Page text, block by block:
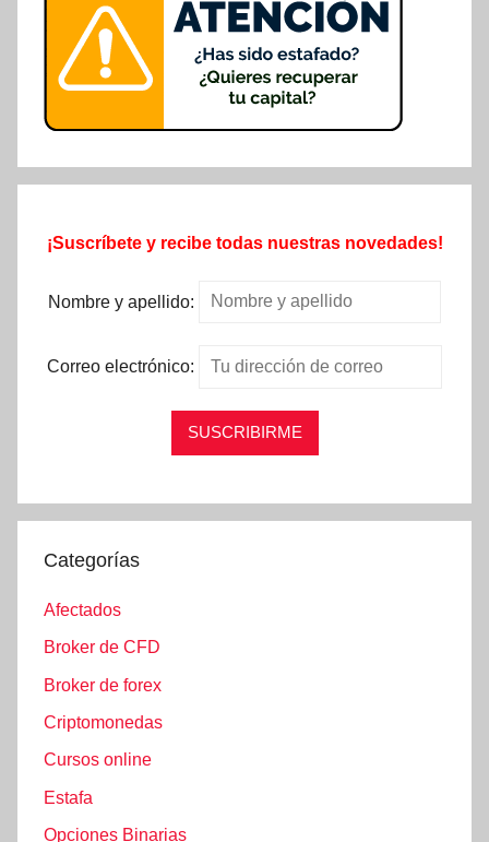
¡Suscríbete y recibe todas nuestras novedades!
Nombre y apellido:
Correo electrónico:
Categorías
Afectados
Broker de CFD
Broker de forex
Criptomonedas
Cursos online
Estafa
Opciones Binarias